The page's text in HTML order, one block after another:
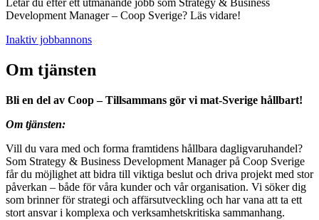
Letar du efter ett utmanande jobb som Strategy & Business
Development Manager – Coop Sverige? Läs vidare!
Inaktiv jobbannons
Om tjänsten
Bli en del av Coop – Tillsammans gör vi mat-Sverige hållbart!
Om tjänsten:
Vill du vara med och forma framtidens hållbara dagligvaruhandel?
Som Strategy & Business Development Manager på Coop Sverige
får du möjlighet att bidra till viktiga beslut och driva projekt med stor
påverkan – både för våra kunder och vår organisation. Vi söker dig
som brinner för strategi och affärsutveckling och har vana att ta ett
stort ansvar i komplexa och verksamhetskritiska sammanhang.